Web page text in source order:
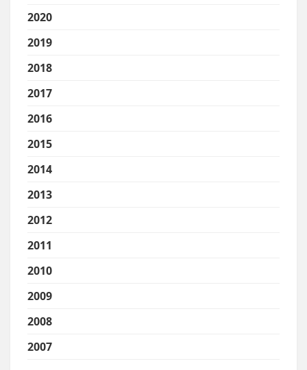
2020
2019
2018
2017
2016
2015
2014
2013
2012
2011
2010
2009
2008
2007